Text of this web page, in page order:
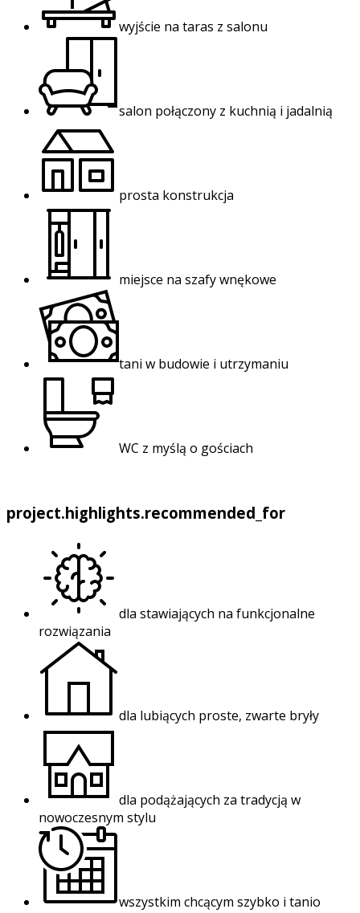
wyjście na taras z salonu
salon połączony z kuchnią i jadalnią
prosta konstrukcja
miejsce na szafy wnękowe
tani w budowie i utrzymaniu
WC z myślą o gościach
project.highlights.recommended_for
dla stawiających na funkcjonalne
rozwiązania
dla lubiących proste, zwarte bryły
dla podążających za tradycją w
nowoczesnym stylu
wszystkim chcącym szybko i tanio